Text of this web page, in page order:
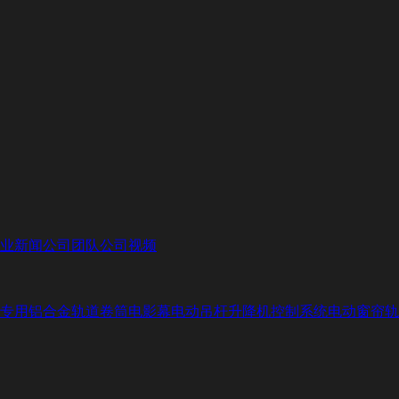
新闻公司团队公司视频
用铝合金轨道卷筒电影幕电动吊杆升降机控制系统电动窗帘